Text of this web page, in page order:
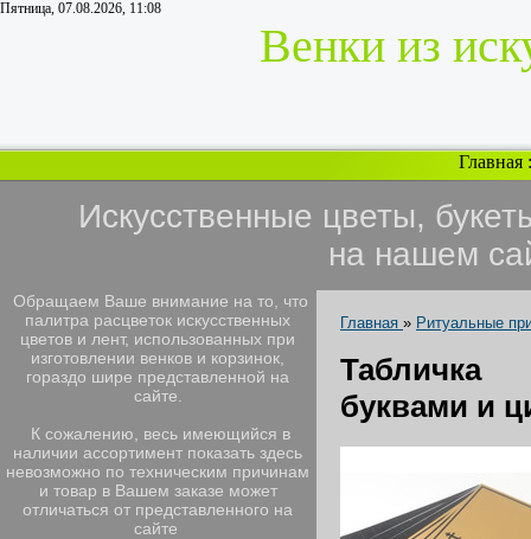
Пятница, 07.08.2026, 11:08
Венки из
Главная
Искусственные цветы,
на нашем
Обращаем Ваше внимание на то, что
палитра расцветок искусственных
цветов и лент, использованных при
изготовлении венков и корзинок,
гораздо шире представленной на
сайте.
К сожалению, весь имеющийся в
наличии ассортимент показать здесь
невозможно по техническим причинам
и товар в Вашем заказе может
отличаться от представленного на
сайте
Главная » Ритуальные
буквами и